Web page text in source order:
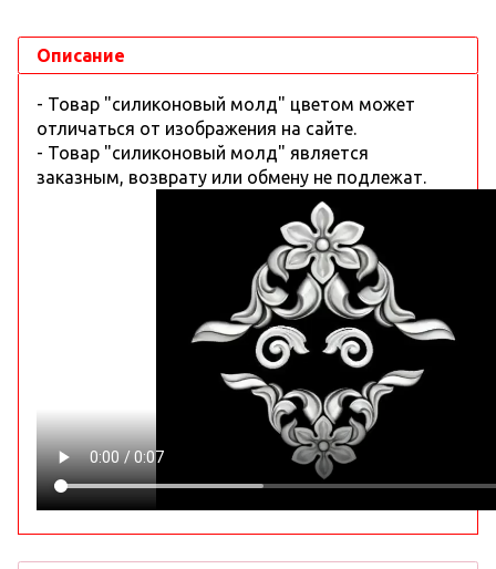
Описание
- Товар "силиконовый молд" цветом может
отличаться от изображения на сайте.
- Товар "силиконовый молд" является
заказным, возврату или обмену не подлежат.